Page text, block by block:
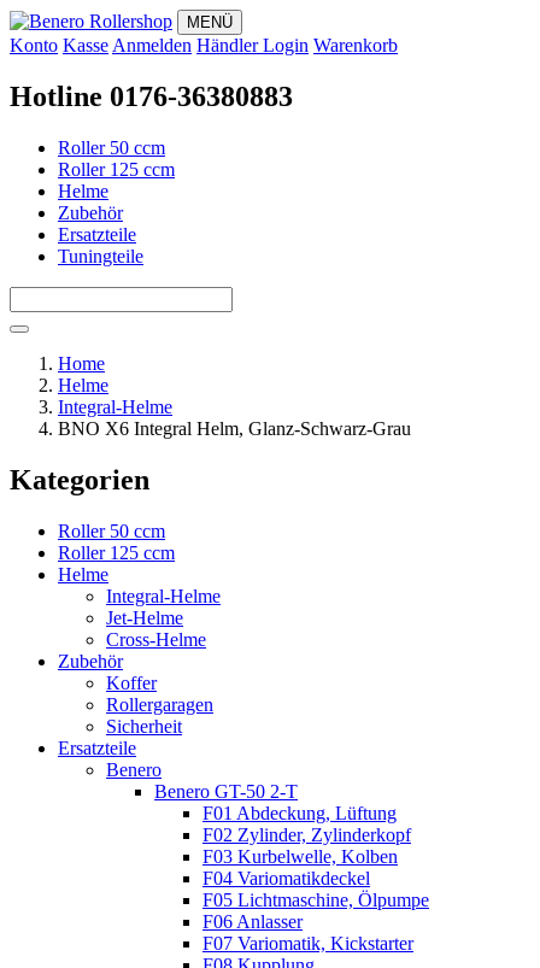
MENÜ
Konto Kasse Anmelden Händler Login Warenkorb
Hotline 0176-36380883
Roller 50 ccm
Roller 125 ccm
Helme
Zubehör
Ersatzteile
Tuningteile
Home
Helme
Integral-Helme
BNO X6 Integral Helm, Glanz-Schwarz-Grau
Kategorien
Roller 50 ccm
Roller 125 ccm
Helme
Integral-Helme
Jet-Helme
Cross-Helme
Zubehör
Koffer
Rollergaragen
Sicherheit
Ersatzteile
Benero
Benero GT-50 2-T
F01 Abdeckung, Lüftung
F02 Zylinder, Zylinderkopf
F03 Kurbelwelle, Kolben
F04 Variomatikdeckel
F05 Lichtmaschine, Ölpumpe
F06 Anlasser
F07 Variomatik, Kickstarter